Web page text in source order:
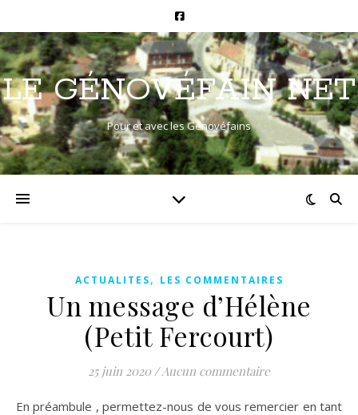
LE GÉNOVÉFAIN NET
Pour et avec les Génovéfains
ACTUALITES, LES COMMENTAIRES
Un message d’Hélène
(Petit Fercourt)
25 juin 2020 /Aucun commentaire
En préambule , permettez-nous de vous remercier en tant